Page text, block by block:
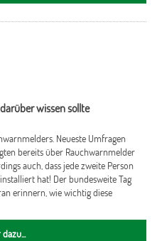
wissen sollte
Neueste Umfragen
bereits über Rauchwarnmelder
auch, dass jede zweite Person
hat! Der bundesweite Tag
erinnern, wie wichtig diese